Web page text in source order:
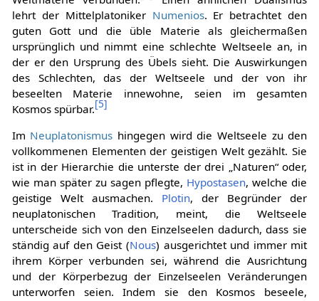
lehrt der Mittelplatoniker Numenios. Er betrachtet den
guten Gott und die üble Materie als gleichermaßen
ursprünglich und nimmt eine schlechte Weltseele an, in
der er den Ursprung des Übels sieht. Die Auswirkungen
des Schlechten, das der Weltseele und der von ihr
beseelten Materie innewohne, seien im gesamten
Kosmos spürbar.[5]
Im Neuplatonismus hingegen wird die Weltseele zu den
vollkommenen Elementen der geistigen Welt gezählt. Sie
ist in der Hierarchie die unterste der drei „Naturen“ oder,
wie man später zu sagen pflegte, Hypostasen, welche die
geistige Welt ausmachen. Plotin, der Begründer der
neuplatonischen Tradition, meint, die Weltseele
unterscheide sich von den Einzelseelen dadurch, dass sie
ständig auf den Geist (Nous) ausgerichtet und immer mit
ihrem Körper verbunden sei, während die Ausrichtung
und der Körperbezug der Einzelseelen Veränderungen
unterworfen seien. Indem sie den Kosmos beseele,